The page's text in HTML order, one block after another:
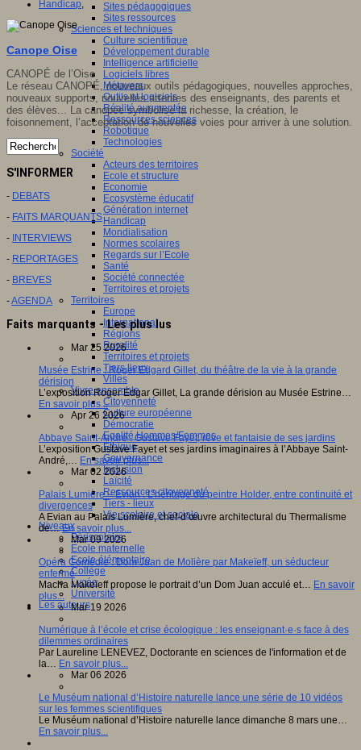
Sites pédagogiques
Sites ressources
Sciences et techniques
Culture scientifique
Développement durable
Intelligence artificielle
Logiciels libres
Métavers
Outils et logiciels
Réalité augmentée
Ressources sciences
Robotique
Technologies
Société
Acteurs des territoires
Ecole et structure
Economie
Ecosystème éducatif
Génération internet
Handicap
Mondialisation
Normes scolaires
Regards sur l’Ecole
Santé
Société connectée
Territoires et projets
Territoires
Europe
International
Régions
Ruralité
Territoires et projets
Tiers lieux
Villes
Vivre ensemble
Citoyenneté
Culture européenne
Démocratie
Egalité Hommes/Femmes
Ethique
Gouvernance
Inclusion
Laïcité
Ressources citoyenneté
Tiers - lieux
Vie scolaire et sociale
Niveaux
Périscolaire
Ecole maternelle
Ecole élémentaire
Collège
Lycée
Université
Les auteurs
Handicap,
Canope Oise
CANOPÉ de l’Oise
Le réseau CANOPÉ, nouveaux outils pédagogiques, nouvelles approches,
nouveaux supports, nouvelles attentes des enseignants, des parents et
des élèves... La canopée symbolise la richesse, la création, le
foisonnement, l’acceptation de nouvelles voies pour arriver à une solution.
S'INFORMER
- DEBATS
- FAITS MARQUANTS
- INTERVIEWS
- REPORTAGES
- BREVES
-AGENDA
Faits marquants - Les plus lus
Mar 25 2026
Musée Estrine : Roger Edgard Gillet, du théâtre de la vie à la grande
dérision
L’exposition Roger Edgar Gillet, La grande dérision au Musée Estrine…
En savoir plus...
Apr 26 2026
Abbaye Saint-André : Gustave Fayet, rêve et fantaisie de ses jardins
L’exposition Gustave Fayet et ses jardins imaginaires à l’Abbaye Saint-
André,… En savoir plus...
Mar 02 2026
Palais Lumière – Evian : L’héritage du peintre Holder, entre continuité et
divergences
A Evian au Palais Lumière, chef-d’œuvre architectural du Thermalisme
de…En savoir plus...
Mar 09 2026
Opéra Comédie : Dom Juan de Molière par Makeïeff, un séducteur
enfermé
Macha Makeïeff propose le portrait d’un Dom Juan acculé et… En savoir
plus...
Mar 19 2026
Numérique à l’école et crise écologique : les enseignant·e·s face à des
dilemmes ordinaires
Par Laureline LENEVEZ, Doctorante en sciences de l'information et de
la… En savoir plus...
Mar 06 2026
Le Muséum national d’Histoire naturelle lance une série de 10 vidéos
sur les femmes scientifiques
Le Muséum national d’Histoire naturelle lance dimanche 8 mars une…
En savoir plus...